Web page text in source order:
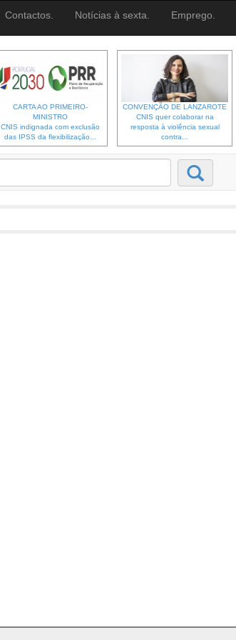
Contactos. Notícias à sexta. Emprego.
CARTA AO PRIMEIRO-
MINISTRO
CNIS indignada com exclusão
das IPSS da flexibilização...
CONVENÇÃO DE LANZAROTE
CNIS quer colaborar na
resposta à violência sexual
contra...